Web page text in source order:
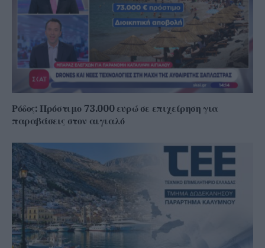
Ρόδος: Πρόστιμο 73.000 ευρώ σε επιχείρηση για
παραβάσεις στον αιγιαλό